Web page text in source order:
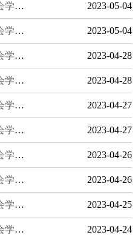
新加坡圣法兰西斯卫理公会教会学校——实现教育梦想的学府 2023-05-04
新加坡圣法兰西斯卫理公会教会学校设施齐全 2023-05-04
新加坡圣法兰西斯卫理公会教会学校：致力于学生的终身学习 2023-04-28
新加坡圣法兰西斯卫理公会教会学校：提供多元化的教育体验 2023-04-28
新加坡圣法兰西斯卫理公会教会学校：重视学生的思辨能力和创造力 2023-04-27
新加坡圣法兰西斯卫理公会教会学校：培养全球视野和跨文化交流能力 2023-04-27
新加坡圣法兰西斯卫理公会教会学校：注重学生的身心健康 2023-04-26
新加坡圣法兰西斯卫理公会教会学校：提供高品质的住宿条件 2023-04-26
新加坡圣法兰西斯卫理公会教会学校：致力于打造国际化的教育平台 2023-04-25
新加坡圣法兰西斯卫理公会教会学校：提供国际化的学习交流机会 2023-04-24